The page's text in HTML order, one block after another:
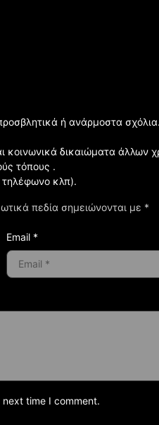
πεδία σημειώνονται με *
ή ανάρμοστα
κοινωνικά δικαιώματα άλλων
τόπους .
τηλέφωνο κλπ).
Email *
time I comment.